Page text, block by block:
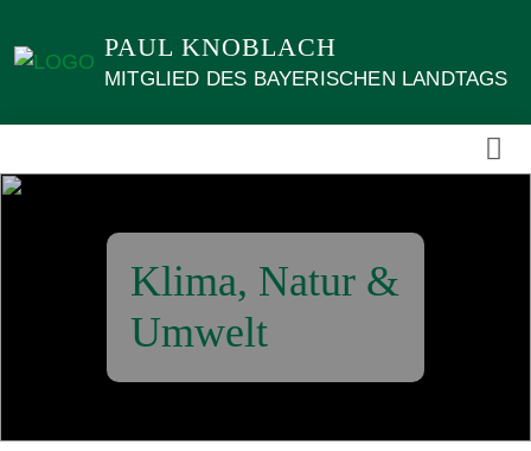
zum
PAUL KNOBLACH
MITGLIED DES BAYERISCHEN LANDTAGS
Klima, Natur &
Umwelt